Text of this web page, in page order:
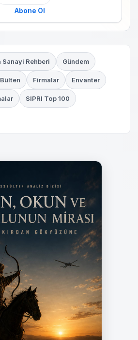
Abone Ol
Sanayi Rehberi Gündem
Firmalar Envanter
SIPRI Top 100